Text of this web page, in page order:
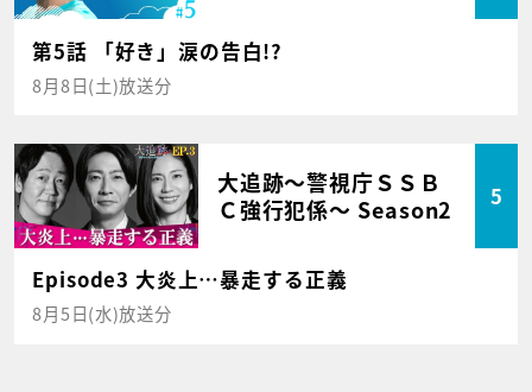
第5話 「好き」涙の告白!?
8月8日(土)放送分
大追跡～警視庁ＳＳＢ
Ｃ強行犯係～ Season2
5
Episode3 大炎上…暴走する正義
8月5日(水)放送分